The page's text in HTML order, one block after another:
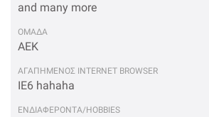
and many more
OΜΑΔΑ
AEK
ΑΓΑΠΗΜΕΝΟΣ INTERNET BROWSER
IE6 hahaha
ΕΝΔΙΑΦΕΡΟΝΤΑ/HOBBIES